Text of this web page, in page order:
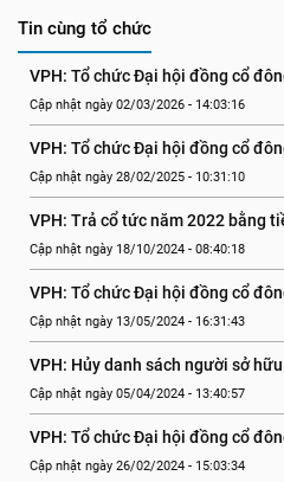
Tin cùng tổ chức
VPH: Tổ chức Đại hội đồng cổ
Cập nhật ngày 02/03/2026 - 14:03:16
VPH: Tổ chức Đại hội đồng cổ
Cập nhật ngày 28/02/2025 - 10:31:10
VPH: Trả cổ tức năm 2022 bằng
Cập nhật ngày 18/10/2024 - 08:40:18
VPH: Tổ chức Đại hội đồng cổ
Cập nhật ngày 13/05/2024 - 16:31:43
VPH: Hủy danh sách người sở
Cập nhật ngày 05/04/2024 - 13:40:57
VPH: Tổ chức Đại hội đồng cổ
Cập nhật ngày 26/02/2024 - 15:03:34